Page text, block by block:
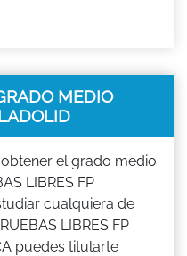
MEDIO
el grado medio
LIBRES FP
cualquiera de
LIBRES FP
puedes titularte